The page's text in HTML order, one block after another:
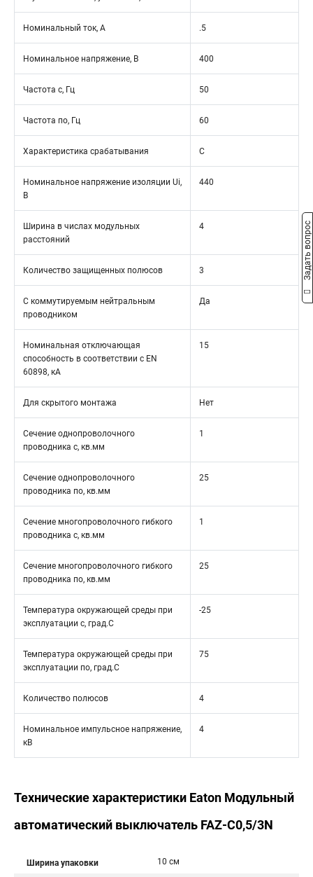
Номинальный ток, А .5
Номинальное напряжение, В 400
Частота с, Гц 50
Частота по, Гц 60
Характеристика срабатывания C
Номинальное напряжение изоляции Ui,
В
440
Ширина в числах модульных
расстояний
4
Количество защищенных полюсов 3
С коммутируемым нейтральным
проводником
Да
Номинальная отключающая
способность в соответствии с EN
60898, кА
15
Для скрытого монтажа Нет
Сечение однопроволочного
проводника с, кв.мм
1
Сечение однопроволочного
проводника по, кв.мм
25
Сечение многопроволочного гибкого
проводника с, кв.мм
1
Сечение многопроволочного гибкого
проводника по, кв.мм
25
Температура окружающей среды при
эксплуатации с, град.C
-25
Температура окружающей среды при
эксплуатации по, град.C
75
Количество полюсов 4
Номинальное импульсное напряжение,
кВ
4
Технические характеристики Eaton Модульный
автоматический выключатель FAZ-C0,5/3N
Ширина упаковки 10 см
Задать вопрос